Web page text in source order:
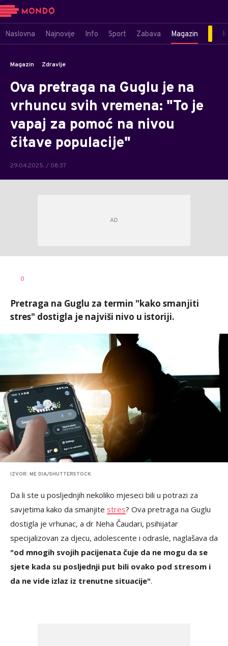
Naslovna Najnovije Info Sport Zabava Magazin
Magazin Zdravlje
Ova pretraga na Guglu je na
vrhuncu svih vremena: "To je
vapaj za pomoć na nivou
čitave populacije"
29.04.2025. / 08:37
0
Pretraga na Guglu za termin "kako smanjiti
stres" dostigla je najviši nivo u istoriji.
IZVOR: ME DIA/SHUTTERSTOCK
Da li ste u posljednjih nekoliko mjeseci bili u potrazi za
savjetima kako da smanjite stres? Ova pretraga na Guglu
dostigla je vrhunac, a dr Neha Čaudari, psihijatar
specijalizovan za djecu, adolescente i odrasle, naglašava da
"od mnogih svojih pacijenata čuje da ne mogu da se
sjete kada su posljednji put bili ovako pod stresom i
da ne vide izlaz iz trenutne situacije".